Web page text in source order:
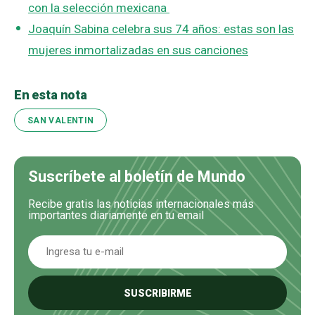
con la selección mexicana
Joaquín Sabina celebra sus 74 años: estas son las
mujeres inmortalizadas en sus canciones
En esta nota
SAN VALENTIN
Suscríbete al boletín de Mundo
Recibe gratis las noticias internacionales más
importantes diariamente en tu email
SUSCRIBIRME